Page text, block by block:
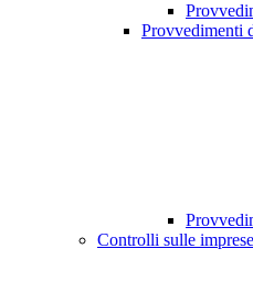
Provvedimenti
Controlli sulle imprese